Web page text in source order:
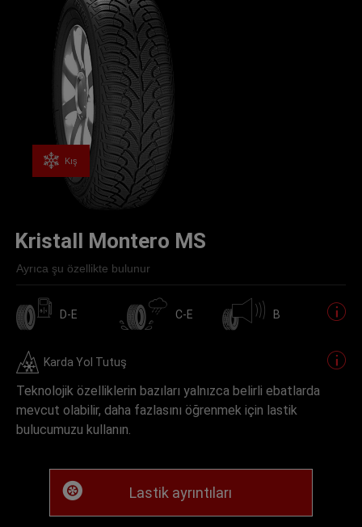
Kış
Kristall Montero MS
Ayrıca şu özellikte bulunur
D-E C-E B
Karda Yol Tutuş
Teknolojik özelliklerin bazıları yalnızca belirli ebatlarda
mevcut olabilir, daha fazlasını öğrenmek için lastik
bulucumuzu kullanın.
Lastik ayrıntıları